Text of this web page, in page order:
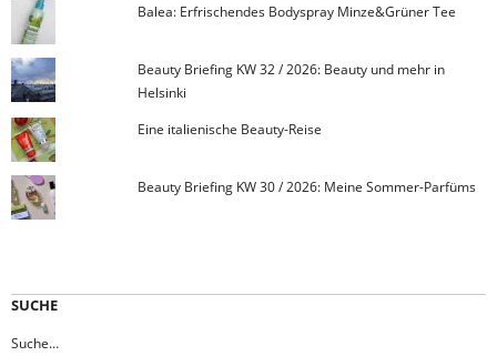
Balea: Erfrischendes Bodyspray Minze&Grüner Tee
Beauty Briefing KW 32 / 2026: Beauty und mehr in
Helsinki
Eine italienische Beauty-Reise
Beauty Briefing KW 30 / 2026: Meine Sommer-Parfüms
SUCHE